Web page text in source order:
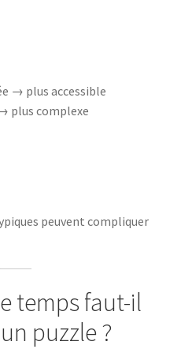
→ plus accessible
plus complexe
peuvent compliquer
temps faut-il
puzzle ?